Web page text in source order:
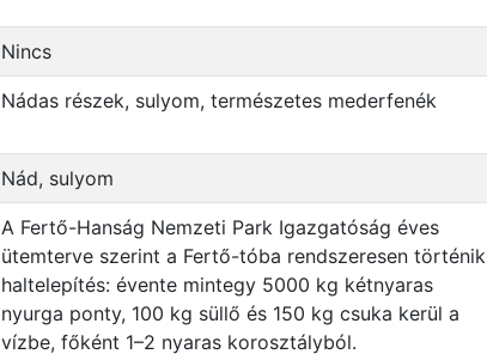
Nincs
Nádas részek, sulyom, természetes mederfenék
Nád, sulyom
A Fertő-Hanság Nemzeti Park Igazgatóság éves
ütemterve szerint a Fertő-tóba rendszeresen történik
haltelepítés: évente mintegy 5000 kg kétnyaras
nyurga ponty, 100 kg süllő és 150 kg csuka kerül a
vízbe, főként 1–2 nyaras korosztályból.